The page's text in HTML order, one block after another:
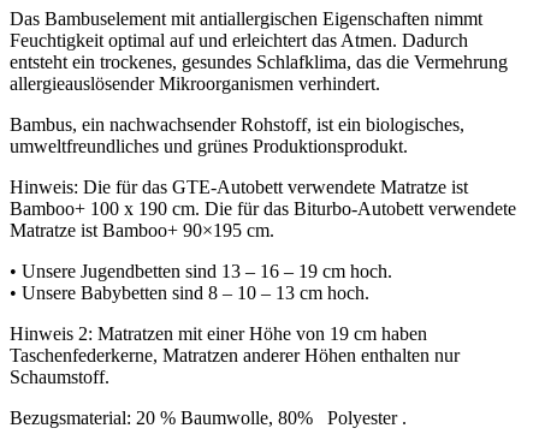
Das Bambuselement mit antiallergischen Eigenschaften nimmt
Feuchtigkeit optimal auf und erleichtert das Atmen. Dadurch
entsteht ein trockenes, gesundes Schlafklima, das die Vermehrung
allergieauslösender Mikroorganismen verhindert.
Bambus, ein nachwachsender Rohstoff, ist ein biologisches,
umweltfreundliches und grünes Produktionsprodukt.
Hinweis: Die für das GTE-Autobett verwendete Matratze ist
Bamboo+ 100 x 190 cm. Die für das Biturbo-Autobett verwendete
Matratze ist Bamboo+ 90×195 cm.
• Unsere Jugendbetten sind 13 – 16 – 19 cm hoch.
• Unsere Babybetten sind 8 – 10 – 13 cm hoch.
Hinweis 2: Matratzen mit einer Höhe von 19 cm haben
Taschenfederkerne, Matratzen anderer Höhen enthalten nur
Schaumstoff.
Bezugsmaterial: 20 % Baumwolle, 80% Polyester .